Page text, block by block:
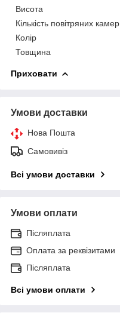
Висота
Кількість повітряних камер
Колір
Товщина
Приховати
Умови доставки
Нова Пошта
Самовивіз
Всі умови доставки
Умови оплати
Післяплата
Оплата за реквізитами
Післяплата
Всі умови оплати